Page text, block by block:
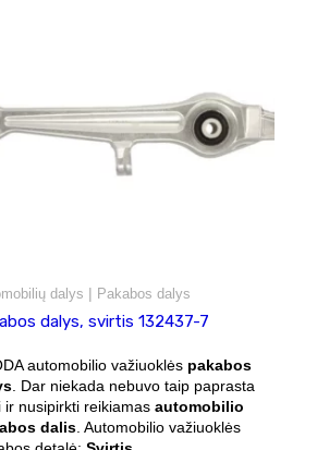
dalys | Pakabos dalys
dalys, svirtis 132437-7
automobilio važiuoklės pakabos
. Dar niekada nebuvo taip paprasta
ir nusipirkti reikiamas automobilio
dalis . Automobilio važiuoklės